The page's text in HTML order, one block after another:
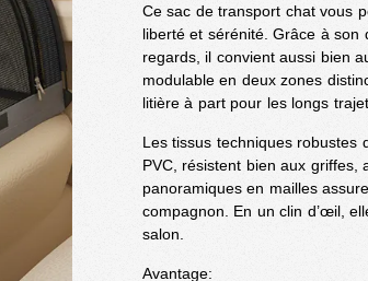
Ce sac de transport chat vous
liberté et sérénité. Grâce à son
regards, il convient aussi bien
modulable en deux zones
litière à part pour les longs
Les tissus techniques robustes
PVC, résistent bien aux griffes,
panoramiques en mailles
compagnon. En un clin d’œil,
salon.
Avantage: